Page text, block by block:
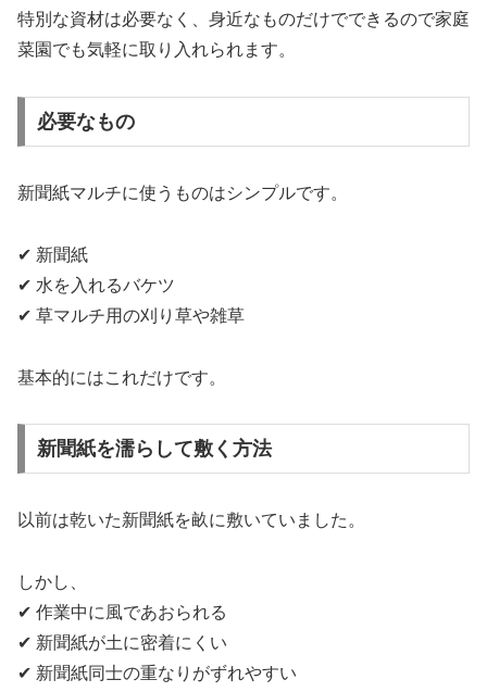
特別な資材は必要なく、身近なものだけでできるので家庭
菜園でも気軽に取り入れられます。
必要なもの
新聞紙マルチに使うものはシンプルです。
✔ 新聞紙
✔ 水を入れるバケツ
✔ 草マルチ用の刈り草や雑草
基本的にはこれだけです。
新聞紙を濡らして敷く方法
以前は乾いた新聞紙を畝に敷いていました。
しかし、
✔ 作業中に風であおられる
✔ 新聞紙が土に密着にくい
✔ 新聞紙同士の重なりがずれやすい